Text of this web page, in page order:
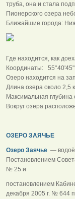
труба, она и стала
Пионерского озера
Ближайшие города:
Где находится, как
Координаты:
Озеро находится на
Длина озера около 2,5
Максимальная глубина
Вокруг озера
ОЗЕРО ЗАЯЧЬЕ
Озеро Заячье —
Постановлением
№ 25 и
постановлением
декабря 2005 г. № 644